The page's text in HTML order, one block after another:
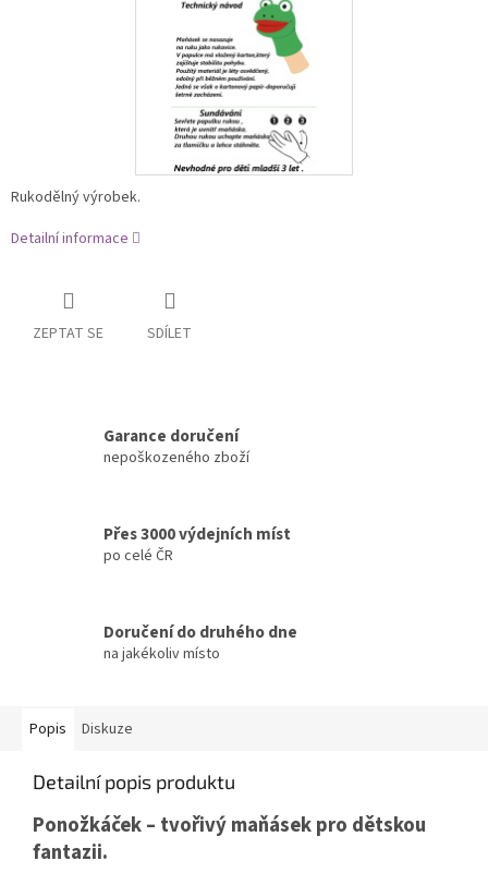
Rukodělný výrobek.
Detailní informace
ZEPTAT SE SDÍLET
Garance doručení
nepoškozeného zboží
Přes 3000 výdejních míst
po celé ČR
Doručení do druhého dne
na jakékoliv místo
Popis Diskuze
Detailní popis produktu
Ponožkáček – tvořivý maňásek pro dětskou
fantazii.